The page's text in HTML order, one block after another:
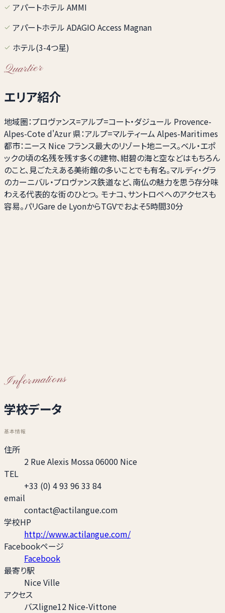
アパートホテル AMMI
アパートホテル ADAGIO Access Magnan
ホテル(3-4つ星)
Quartier
エリア紹介
地域圏：プロヴァンス=アルプ=コート・ダジュール Provence-
Alpes-Cote d'Azur 県：アルプ=マルティーム Alpes-Maritimes
都市：ニース Nice フランス最大のリゾート地ニース。ベル・エポ
ックの頃の名残を残す多くの建物、紺碧の海と空などはもちろん
のこと、見ごたえある美術館の多いことでも有名。マルディ・グラ
のカーニバル・プロヴァンス鉄道など、南仏の魅力を思う存分味
わえる代表的な街のひとつ。 モナコ、サントロペへのアクセスも
容易。パリGare de LyonからTGVでおよそ5時間30分
Informations
学校データ
基本情報
住所
2 Rue Alexis Mossa 06000 Nice
TEL
+33 (0) 4 93 96 33 84
email
contact@actilangue.com
学校HP
http://www.actilangue.com/
Facebookページ
Facebook
最寄り駅
Nice Ville
アクセス
バスligne12 Nice-Vittone